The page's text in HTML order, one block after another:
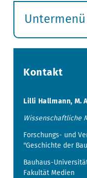
Untermenü
öffnen
Kontakt
Lilli Hallmann, M.
Wissenschaftliche
Forschungs- und
"Geschichte der
Bauhaus-
Fakultät Medien